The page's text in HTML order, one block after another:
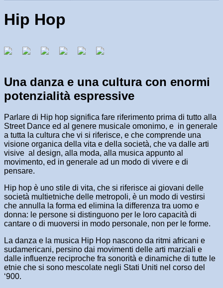
Hip Hop
Una danza e una cultura con enormi
potenzialità espressive
Parlare di Hip hop significa fare riferimento prima di tutto alla
Street Dance ed al genere musicale omonimo, e in generale
a tutta la cultura che vi si riferisce, e che comprende una
visione organica della vita e della società, che va dalle arti
visive al design, alla moda, alla musica appunto al
movimento, ed in generale ad un modo di vivere e di
pensare.
Hip hop è uno stile di vita, che si riferisce ai giovani delle
società multietniche delle metropoli, è un modo di vestirsi
che annulla la forma ed elimina la differenza tra uomo e
donna: le persone si distinguono per le loro capacità di
cantare o di muoversi in modo personale, non per le forme.
La danza e la musica Hip Hop nascono da ritmi africani e
sudamericani, persino dai movimenti delle arti marziali e
dalle influenze reciproche fra sonorità e dinamiche di tutte le
etnie che si sono mescolate negli Stati Uniti nel corso del
‘900.